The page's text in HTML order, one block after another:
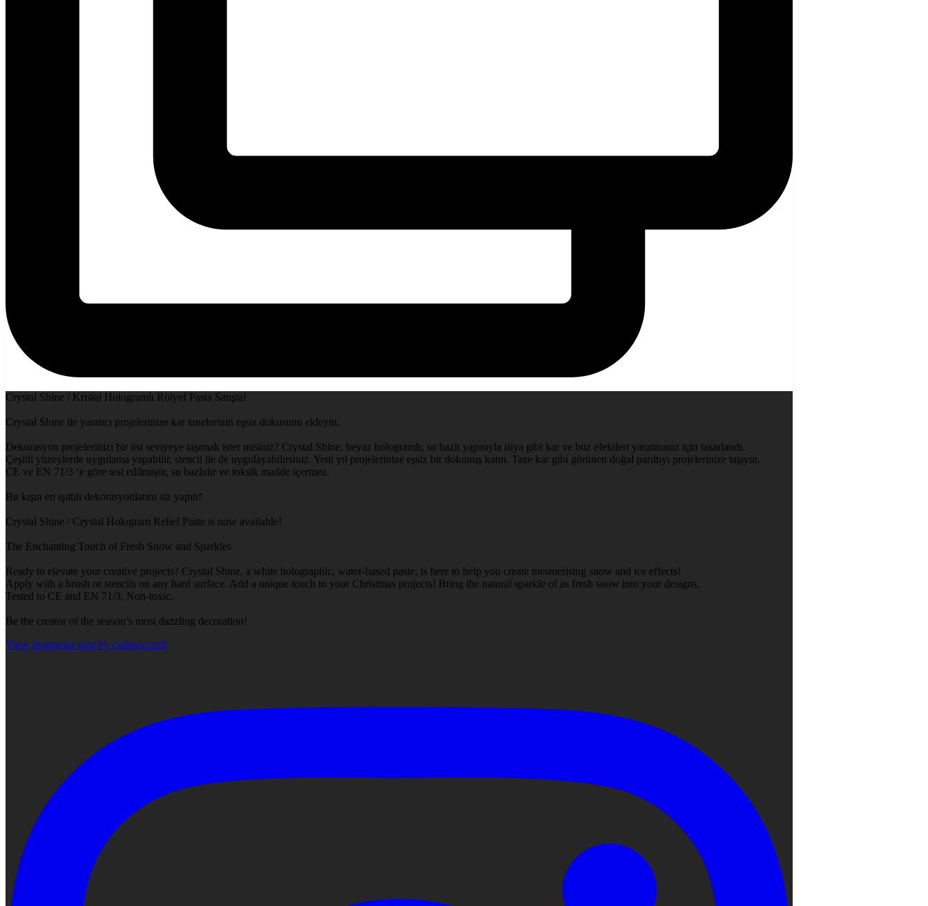
Crystal Shine / Kristal Hologramlı Rölyef Pasta Satışta!
Crystal Shine ile yaratıcı projelerinize kar tanelerinin eşsiz dokusunu ekleyin.
Dekorasyon projelerinizi bir üst seviyeye taşımak ister misiniz? Crystal Shine, beyaz hologramlı, su bazlı yapısıyla rüya gibi kar ve buz efektleri yaratmanız için tasarlandı.
Çeşitli yüzeylerde uygulama yapabilir, stencil ile de uygulayabilirsiniz. Yeni yıl projelerinize eşsiz bir dokunuş katın. Taze kar gibi görünen doğal parıltıyı projelerinize taşıyın.
CE ve EN 71/3 ‘e göre test edilmiştir, su bazlıdır ve toksik madde içermez.
Bu kışın en ışıltılı dekorasyonlarını siz yapın!
Crystal Shine / Crystal Hologram Relief Paste is now available!
The Enchanting Touch of Fresh Snow and Sparkles
Ready to elevate your creative projects? Crystal Shine, a white holographic, water-based paste, is here to help you create mesmerising snow and ice effects!
Apply with a brush or stencils on any hard surface. Add a unique touch to your Christmas projects! Bring the natural sparkle of as fresh snow into your designs.
Tested to CE and EN 71/3, Non-toxic.
Be the creator of the season’s most dazzling decoration!
View Instagram post by cadencecraft